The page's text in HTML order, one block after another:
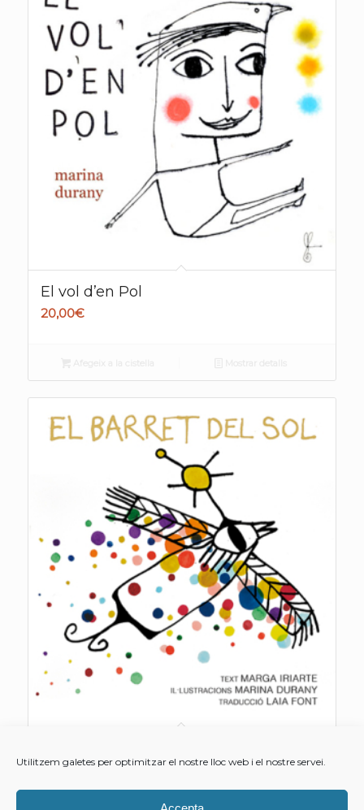
Utilitzem galetes per optimitzar el nostre lloc web i el nostre servei.
El vol d’en Pol
20,00€
15,00€